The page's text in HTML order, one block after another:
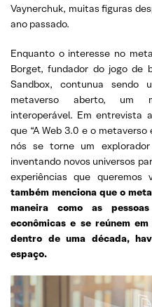
Vaynerchuk, muitas figuras
ano passado.
Enquanto o interesse no
Borget, fundador do jogo de
Sandbox, contunua sendo
metaverso aberto, um
interoperável. Em entrevista
que “A Web 3.0 e o
nós se torne um
inventando novos universos
experiências que queremos
também menciona que o
maneira como as
econômicas e se reúnem
dentro de uma década,
espaço.